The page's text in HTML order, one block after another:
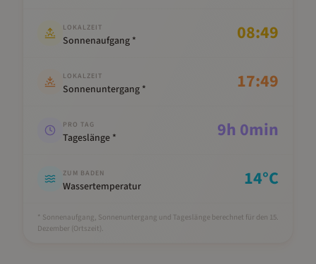
LOKALZEIT
Sonnenaufgang * 08:49
LOKALZEIT
Sonnenuntergang * 17:49
PRO TAG
Tageslänge * 9h 0min
ZUM BADEN
Wassertemperatur 14°C
* Sonnenaufgang, Sonnenuntergang und Tageslänge berechnet für den 15.
Dezember (Ortszeit).